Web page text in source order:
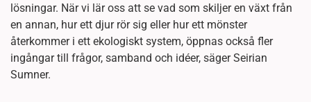
lösningar. När vi lär oss att se vad som skiljer en växt från
en annan, hur ett djur rör sig eller hur ett mönster
återkommer i ett ekologiskt system, öppnas också fler
ingångar till frågor, samband och idéer, säger Seirian
Sumner.